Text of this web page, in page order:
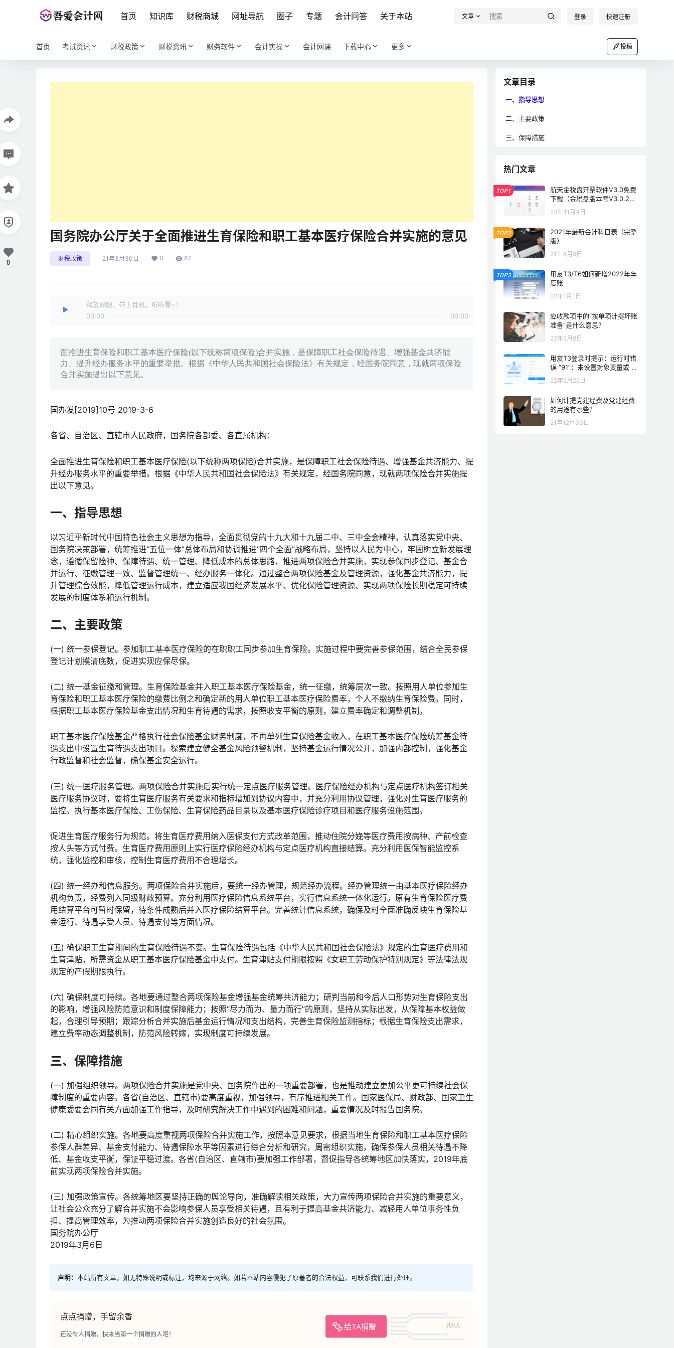
首页 知识库 财税商城 网址导航 圈子 专题 会计问答 关于本站 文章 登录 快速注册
首页 考试资讯 财税政策 财税资讯 财务软件 会计实操 会计网课 下载中心 更多 投稿
国务院办公厅关于全面推进生育保险和职工基本医疗保险合并实施的意见
财税政策 21年3月30日 0 87
释放双眼，带上耳机，听听看~！
00:00
00:00
面推进生育保险和职工基本医疗保险(以下统称两项保险)合并实施，是保障职工社会保险待遇、增强基金共济能
力、提升经办服务水平的重要举措。根据《中华人民共和国社会保险法》有关规定，经国务院同意，现就两项保险
合并实施提出以下意见。
国办发[2019]10号 2019-3-6
各省、自治区、直辖市人民政府，国务院各部委、各直属机构：
全面推进生育保险和职工基本医疗保险(以下统称两项保险)合并实施，是保障职工社会保险待遇、增强基金共济能力、提
升经办服务水平的重要举措。根据《中华人民共和国社会保险法》有关规定，经国务院同意，现就两项保险合并实施提
出以下意见。
一、指导思想
以习近平新时代中国特色社会主义思想为指导，全面贯彻党的十九大和十九届二中、三中全会精神，认真落实党中央、
国务院决策部署，统筹推进“五位一体”总体布局和协调推进“四个全面”战略布局，坚持以人民为中心，牢固树立新发展理
念，遵循保留险种、保障待遇、统一管理、降低成本的总体思路，推进两项保险合并实施，实现参保同步登记、基金合
并运行、征缴管理一致、监督管理统一、经办服务一体化。通过整合两项保险基金及管理资源，强化基金共济能力，提
升管理综合效能，降低管理运行成本，建立适应我国经济发展水平、优化保险管理资源、实现两项保险长期稳定可持续
发展的制度体系和运行机制。
二、主要政策
(一) 统一参保登记。参加职工基本医疗保险的在职职工同步参加生育保险。实施过程中要完善参保范围，结合全民参保
登记计划摸清底数，促进实现应保尽保。
(二) 统一基金征缴和管理。生育保险基金并入职工基本医疗保险基金，统一征缴，统筹层次一致。按照用人单位参加生
育保险和职工基本医疗保险的缴费比例之和确定新的用人单位职工基本医疗保险费率，个人不缴纳生育保险费。同时，
根据职工基本医疗保险基金支出情况和生育待遇的需求，按照收支平衡的原则，建立费率确定和调整机制。
职工基本医疗保险基金严格执行社会保险基金财务制度，不再单列生育保险基金收入，在职工基本医疗保险统筹基金待
遇支出中设置生育待遇支出项目。探索建立健全基金风险预警机制，坚持基金运行情况公开，加强内部控制，强化基金
行政监督和社会监督，确保基金安全运行。
(三) 统一医疗服务管理。两项保险合并实施后实行统一定点医疗服务管理。医疗保险经办机构与定点医疗机构签订相关
医疗服务协议时，要将生育医疗服务有关要求和指标增加到协议内容中，并充分利用协议管理，强化对生育医疗服务的
监控。执行基本医疗保险、工伤保险、生育保险药品目录以及基本医疗保险诊疗项目和医疗服务设施范围。
促进生育医疗服务行为规范。将生育医疗费用纳入医保支付方式改革范围，推动住院分娩等医疗费用按病种、产前检查
按人头等方式付费。生育医疗费用原则上实行医疗保险经办机构与定点医疗机构直接结算。充分利用医保智能监控系
统，强化监控和审核，控制生育医疗费用不合理增长。
(四) 统一经办和信息服务。两项保险合并实施后，要统一经办管理，规范经办流程。经办管理统一由基本医疗保险经办
机构负责，经费列入同级财政预算。充分利用医疗保险信息系统平台，实行信息系统一体化运行。原有生育保险医疗费
用结算平台可暂时保留，待条件成熟后并入医疗保险结算平台。完善统计信息系统，确保及时全面准确反映生育保险基
金运行、待遇享受人员、待遇支付等方面情况。
(五) 确保职工生育期间的生育保险待遇不变。生育保险待遇包括《中华人民共和国社会保险法》规定的生育医疗费用和
生育津贴，所需资金从职工基本医疗保险基金中支付。生育津贴支付期限按照《女职工劳动保护特别规定》等法律法规
规定的产假期限执行。
(六) 确保制度可持续。各地要通过整合两项保险基金增强基金统筹共济能力；研判当前和今后人口形势对生育保险支出
的影响，增强风险防范意识和制度保障能力；按照“尽力而为、量力而行”的原则，坚持从实际出发，从保障基本权益做
起，合理引导预期；跟踪分析合并实施后基金运行情况和支出结构，完善生育保险监测指标；根据生育保险支出需求，
建立费率动态调整机制，防范风险转嫁，实现制度可持续发展。
三、保障措施
(一) 加强组织领导。两项保险合并实施是党中央、国务院作出的一项重要部署，也是推动建立更加公平更可持续社会保
障制度的重要内容。各省(自治区、直辖市)要高度重视，加强领导，有序推进相关工作。国家医保局、财政部、国家卫生
健康委要会同有关方面加强工作指导，及时研究解决工作中遇到的困难和问题，重要情况及时报告国务院。
(二) 精心组织实施。各地要高度重视两项保险合并实施工作，按照本意见要求，根据当地生育保险和职工基本医疗保险
参保人群差异、基金支付能力、待遇保障水平等因素进行综合分析和研究，周密组织实施，确保参保人员相关待遇不降
低、基金收支平衡，保证平稳过渡。各省(自治区、直辖市)要加强工作部署，督促指导各统筹地区加快落实，2019年底
前实现两项保险合并实施。
(三) 加强政策宣传。各统筹地区要坚持正确的舆论导向，准确解读相关政策，大力宣传两项保险合并实施的重要意义，
让社会公众充分了解合并实施不会影响参保人员享受相关待遇，且有利于提高基金共济能力、减轻用人单位事务性负
担、提高管理效率，为推动两项保险合并实施创造良好的社会氛围。
国务院办公厅
2019年3月6日
声明： 本站所有文章，如无特殊说明或标注，均来源于网络。如若本站内容侵犯了原著者的合法权益，可联系我们进行处理。
点点捐赠，手留余香
给TA捐赠 共0人
还没有人捐赠，快来当第一个捐赠的人吧！
0
文章目录
一、指导思想
二、主要政策
三、保障措施
热门文章
TOP1
航天金税盘开票软件V3.0免费
下载（金税盘版本号V3.0.202
30531）
23年11月4日
TOP2
2021年最新会计科目表（完整
版）
21年4月9日
TOP3
用友T3/T6如何新增2022年年
度账
22年1月1日
应收款项中的“按单项计提坏账
准备”是什么意思？
22年2月8日
用友T3登录时提示：运行时错
误 “91”：未设置对象变量或 W
ith block 块变量 解决方案
22年2月22日
如何计提党建经费及党建经费
的用途有哪些？
21年12月30日